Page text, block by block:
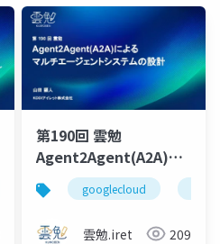
チャットbot chatbot
第190回 雲勉
Agent2Agent(A2A)に
よるマルチエージェン
トシステムの設計
googlecloud
雲勉.iret 209